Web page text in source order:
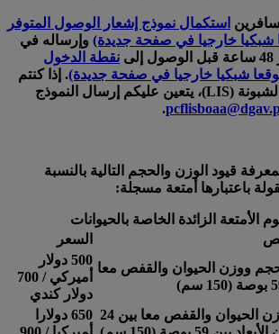
استكمال نموذج إشعار الوصول المتوفر
شبكيا خارجيا في صفحة جديدة) وإرساله في
نقطة الدخول
شبكيا خارجيا في صفحة جديدة). إذا كنتم
مسافرين إلى لشبونة (LIS)، يتعين عليكم إرسال النموذج
.
قيود الوزن والحجم التالية بالنسبة
باعتبارها أمتعة مسجلة:
الأمتعة الزائدة الخاصة بالحيوانات
السعر
حجم ووزن الحيوان والقفص معا
500 دولار
أميركي / 700
دولار كندي
عندما يكون وزن الحيوان والقفص معا بين 24
650 دولارا